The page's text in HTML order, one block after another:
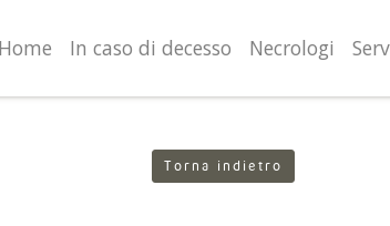
Home In caso di decesso Necrologi
Torna indietro
di cookie necessari al funzionamento ed
la navigazione in altra maniera,